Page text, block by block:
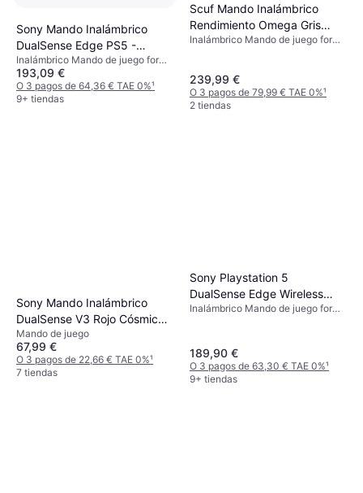
Sony Mando Inalámbrico
DualSense Edge PS5 -
Midnight Black
Inalámbrico Mando de juego for
Mac, Android, iOS, PlayStation 5,
PC, Teléfono móvil, Windows
193,09 €
O 3 pagos de 64,36 € TAE 0%¹
9+ tiendas
Scuf Mando Inalámbrico
Rendimiento Omega Gris
Acero Ps5
Inalámbrico Mando de juego for
239,99 €
O 3 pagos de 79,99 € TAE 0%¹
2 tiendas
Sony Mando Inalámbrico
DualSense V3 Rojo Cósmico
PS5
Mando de juego
67,99 €
O 3 pagos de 22,66 € TAE 0%¹
7 tiendas
Sony Playstation 5
DualSense Edge Wireless
Controller - White
Inalámbrico Mando de juego for
189,90 €
O 3 pagos de 63,30 € TAE 0%¹
9+ tiendas